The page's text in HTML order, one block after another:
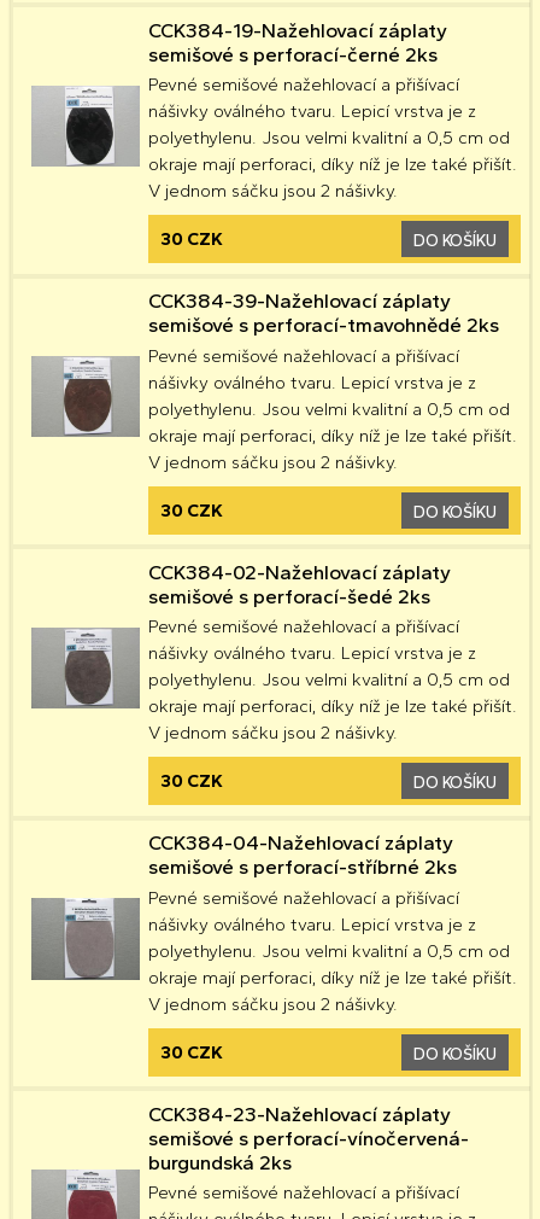
CCK384-19-Nažehlovací záplaty
semišové s perforací-černé 2ks
Pevné semišové nažehlovací a přišívací
nášivky oválného tvaru. Lepicí vrstva je z
polyethylenu. Jsou velmi kvalitní a 0,5 cm od
okraje mají perforaci, díky níž je lze také přišít.
V jednom sáčku jsou 2 nášivky.
30 CZK DO KOŠÍKU
CCK384-39-Nažehlovací záplaty
semišové s perforací-tmavohnědé 2ks
Pevné semišové nažehlovací a přišívací
nášivky oválného tvaru. Lepicí vrstva je z
polyethylenu. Jsou velmi kvalitní a 0,5 cm od
okraje mají perforaci, díky níž je lze také přišít.
V jednom sáčku jsou 2 nášivky.
30 CZK DO KOŠÍKU
CCK384-02-Nažehlovací záplaty
semišové s perforací-šedé 2ks
Pevné semišové nažehlovací a přišívací
nášivky oválného tvaru. Lepicí vrstva je z
polyethylenu. Jsou velmi kvalitní a 0,5 cm od
okraje mají perforaci, díky níž je lze také přišít.
V jednom sáčku jsou 2 nášivky.
30 CZK DO KOŠÍKU
CCK384-04-Nažehlovací záplaty
semišové s perforací-stříbrné 2ks
Pevné semišové nažehlovací a přišívací
nášivky oválného tvaru. Lepicí vrstva je z
polyethylenu. Jsou velmi kvalitní a 0,5 cm od
okraje mají perforaci, díky níž je lze také přišít.
V jednom sáčku jsou 2 nášivky.
30 CZK DO KOŠÍKU
CCK384-23-Nažehlovací záplaty
semišové s perforací-vínočervená-
burgundská 2ks
Pevné semišové nažehlovací a přišívací